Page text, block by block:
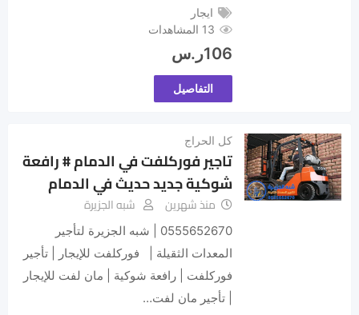
ايجار
13 المشاهدات
106ر.س
التفاصيل
كل الحراج
تاجير فوركلفت في الدمام # رافعة
شوكية جديد حديث في الدمام
منذ شهرين شبه الجزيرة
0555652670 | شبه الجزيرة لتأجير
المعدات الثقيلة | فوركلفت للإيجار | تأجير
فوركلفت | رافعة شوكية | مان لفت للإيجار
| تأجير مان لفت…